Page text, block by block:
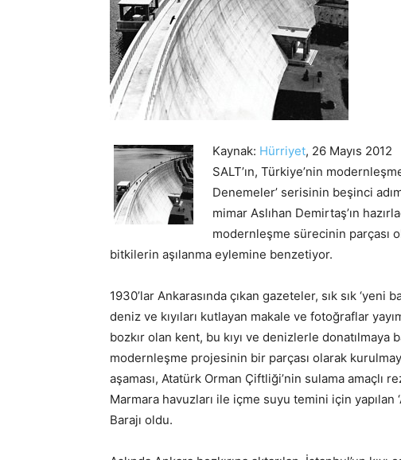
Kaynak: Hürriyet, 26 Mayıs 2012
SALT’ın, Türkiye’nin
Denemeler’ serisinin beşinci
mimar Aslıhan Demirtaş’ın
modernleşme sürecinin parçası
bitkilerin aşılanma eylemine benzetiyor.
1930’lar Ankarasında çıkan gazeteler, sık sık
deniz ve kıyıları kutlayan makale ve fotoğraflar
bozkır olan kent, bu kıyı ve denizlerle donatılmaya
modernleşme projesinin bir parçası olarak
aşaması, Atatürk Orman Çiftliği’nin sulama amaçlı
Marmara havuzları ile içme suyu temini için yapılan
Barajı oldu.